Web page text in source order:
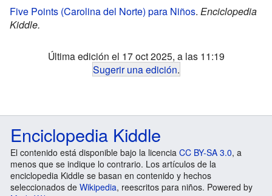
Five Points (Carolina del Norte) para Niños. Enciclopedia
Kiddle.
Última edición el 17 oct 2025, a las 11:19
Sugerir una edición.
Enciclopedia Kiddle
El contenido está disponible bajo la licencia CC BY-SA 3.0, a
menos que se indique lo contrario. Los artículos de la
enciclopedia Kiddle se basan en contenido y hechos
seleccionados de Wikipedia, reescritos para niños. Powered by